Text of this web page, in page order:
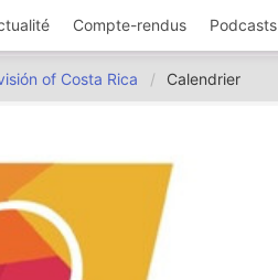
Compte-rendus Podcasts
of Costa Rica Calendrier